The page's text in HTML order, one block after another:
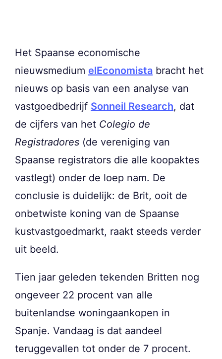
Het Spaanse economische
nieuwsmedium elEconomista bracht het
nieuws op basis van een analyse van
vastgoedbedrijf Sonneil Research, dat
de cijfers van het Colegio de
Registradores (de vereniging van
Spaanse registrators die alle koopaktes
vastlegt) onder de loep nam. De
conclusie is duidelijk: de Brit, ooit de
onbetwiste koning van de Spaanse
kustvastgoedmarkt, raakt steeds verder
uit beeld.
Tien jaar geleden tekenden Britten nog
ongeveer 22 procent van alle
buitenlandse woningaankopen in
Spanje. Vandaag is dat aandeel
teruggevallen tot onder de 7 procent.